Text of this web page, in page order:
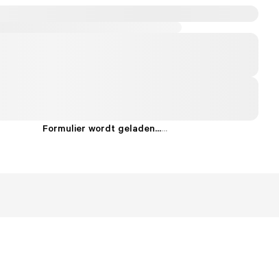
Formulier wordt geladen......